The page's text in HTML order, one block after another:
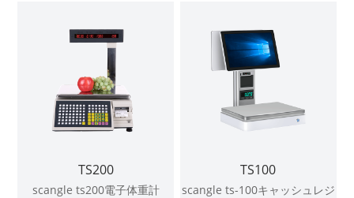
TS200
scangle ts200電子体重計
TS100
scangle ts-100キャッシュレジ